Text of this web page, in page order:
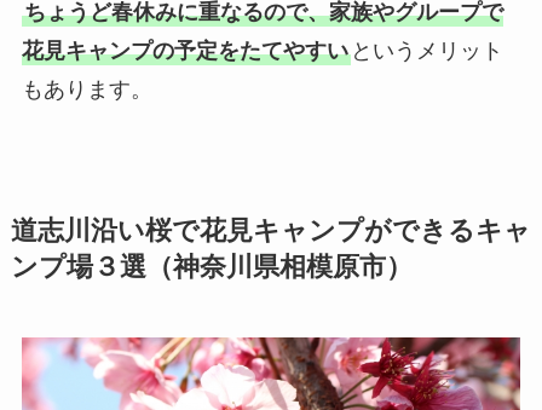
ちょうど春休みに重なるので、家族やグループで
花見キャンプの予定をたてやすいというメリット
もあります。
道志川沿い桜で花見キャンプができるキャ
ンプ場３選（神奈川県相模原市）